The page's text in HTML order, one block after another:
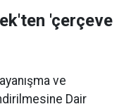
'çerçeve
ve
Dair